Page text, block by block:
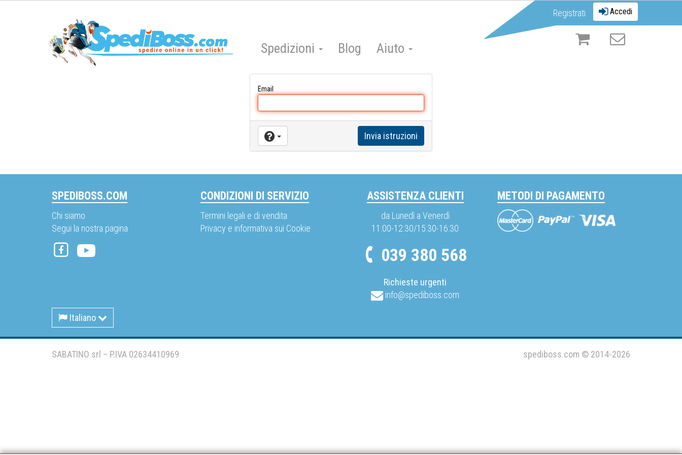
Registrati Accedi
Spedizioni Blog Aiuto
Email
SPEDIBOSS.COM
Chi siamo
Segui la nostra pagina
CONDIZIONI DI SERVIZIO
Termini legali e di vendita
Privacy e informativa sui Cookie
ASSISTENZA CLIENTI
da Lunedì a Venerdì
11:00-12:30/15:30-16:30
039 380 568
Richieste urgenti
info@spediboss.com
METODI DI PAGAMENTO
Mastercard Visa
Italiano
SABATINO srl – P.IVA 02634410969 spediboss.com © 2014-2026